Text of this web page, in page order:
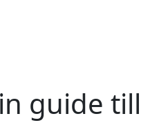
guide till